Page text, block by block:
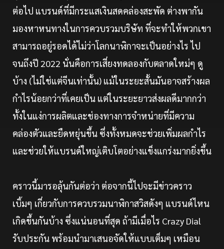
ต่อไป แบรนด์ที่มีกระแสเงินสดคล่องสะพัด ต่างพากัน
มองหาหนทางในการควบรวมบริษัท ที่จะทำให้พวกเขา
สามารถอยู่รอดได้ไม่ว่าโลกนาฬิกาจะเป็นอย่างไร ไป
จนถึงปี 2022 นั่นคือการเสี่ยงทดลองกับตลาดใหม่ๆ ดู
บ้าง (ไม่ใช่แต่จีนเท่านั้น) แม้ในระยะสั้นมันอาจสร้างผล
กำไรน้อยกว่าที่เคยเป็น แต่ในระยะยาวส่งผลดีมากกว่า
ทั้งในแง่การผลิตและช่องทางการจำหน่ายที่มีความ
คล่องตัวและยืดหยุ่นขึ้น ซึ่งทั้งหมดจะช่วยเพิ่มผลกำไร
และช่วยให้แบรนด์ใหญ่เติบโตอย่างแข็งแกร่งมากยิ่งขึ้น
คราวนี้มารอลุ้นกันต่อว่า ต่อจากนี้ไปจะมีข่าวคราว
เบิ้มๆ เกี่ยวกับการควบรวมนาฬิกาสวิสดังๆ แบรนด์ไหน
เกิดขึ้นกันบ้าง ซึ่งแน่นอนที่สุด ถ้ามีเมื่อไร Crazy Dial
รับประกัน พร้อมนำมาเสนอจัดให้แบบเต็มๆ เหมือน